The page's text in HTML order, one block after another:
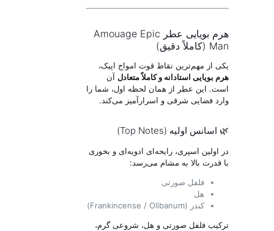
هرم بویایی عطر Amouage Epic
Man (کاملاً دقیق)
یکی از مهم‌ترین نقاط قوت امواج اپیک،
هرم بویایی استادانه و کاملاً متعادلآن
است. این عطر از همان لحظه اول، شما را
وارد فضایی شرقی و اسرارآمیز می‌کند.
🌿 اسانس اولیه (Top Notes)
در اولین اسپری، رایحه‌ای ادویه‌ای و بخوری
با قدرت بالا به مشام می‌رسد:
فلفل صورتی
هل
کندر (Frankincense / Olibanum)
ترکیب فلفل صورتی و هل، شروعی گرم،